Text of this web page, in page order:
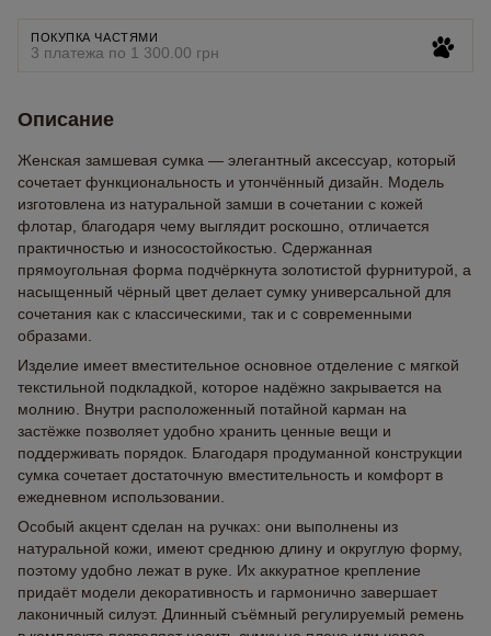
ПОКУПКА ЧАСТЯМИ
3 платежа по 1 300.00 грн
Описание
Женская замшевая сумка — элегантный аксессуар, который
сочетает функциональность и утончённый дизайн. Модель
изготовлена из натуральной замши в сочетании с кожей
флотар, благодаря чему выглядит роскошно, отличается
практичностью и износостойкостью. Сдержанная
прямоугольная форма подчёркнута золотистой фурнитурой, а
насыщенный чёрный цвет делает сумку универсальной для
сочетания как с классическими, так и с современными
образами.
Изделие имеет вместительное основное отделение с мягкой
текстильной подкладкой, которое надёжно закрывается на
молнию. Внутри расположенный потайной карман на
застёжке позволяет удобно хранить ценные вещи и
поддерживать порядок. Благодаря продуманной конструкции
сумка сочетает достаточную вместительность и комфорт в
ежедневном использовании.
Особый акцент сделан на ручках: они выполнены из
натуральной кожи, имеют среднюю длину и округлую форму,
поэтому удобно лежат в руке. Их аккуратное крепление
придаёт модели декоративность и гармонично завершает
лаконичный силуэт. Длинный съёмный регулируемый ремень